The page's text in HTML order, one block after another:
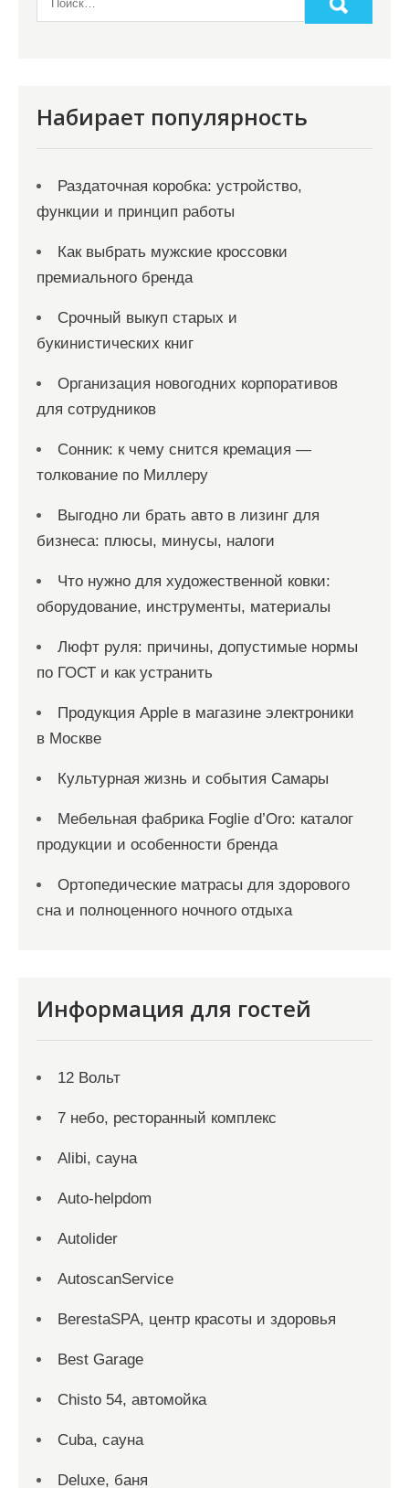
Набирает популярность
Раздаточная коробка: устройство,
функции и принцип работы
Как выбрать мужские кроссовки
премиального бренда
Срочный выкуп старых и
букинистических книг
Организация новогодних корпоративов
для сотрудников
Сонник: к чему снится кремация —
толкование по Миллеру
Выгодно ли брать авто в лизинг для
бизнеса: плюсы, минусы, налоги
Что нужно для художественной ковки:
оборудование, инструменты, материалы
Люфт руля: причины, допустимые нормы
по ГОСТ и как устранить
Продукция Apple в магазине электроники
в Москве
Культурная жизнь и события Самары
Мебельная фабрика Foglie d’Oro: каталог
продукции и особенности бренда
Ортопедические матрасы для здорового
сна и полноценного ночного отдыха
Информация для гостей
12 Вольт
7 небо, ресторанный комплекс
Alibi, сауна
Auto-helpdom
Autolider
AutoscanService
BerestaSPA, центр красоты и здоровья
Best Garage
Chisto 54, автомойка
Cuba, сауна
Deluxe, баня